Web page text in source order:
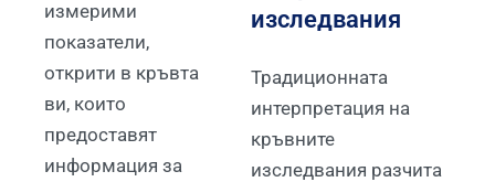
измерими
показатели,
открити в кръвта
ви, които
предоставят
информация за
изследвания
Традиционната
интерпретация на
кръвните
изследвания разчита